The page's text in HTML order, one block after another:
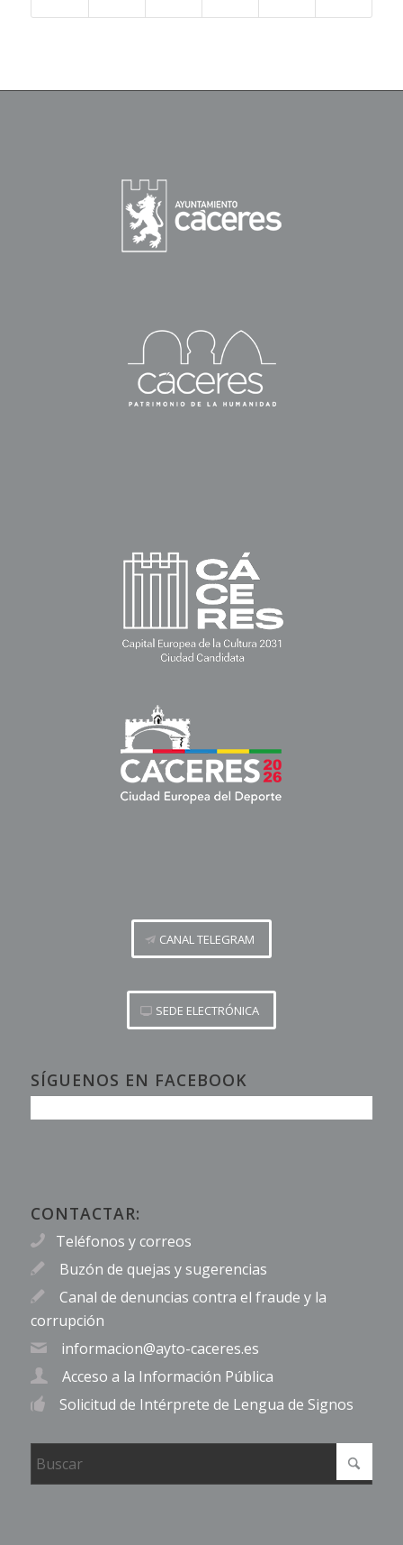
CANAL TELEGRAM
SEDE ELECTRÓNICA
SÍGUENOS EN FACEBOOK
CONTACTAR:
Teléfonos y correos
Buzón de quejas y sugerencias
Canal de denuncias contra el fraude y la
corrupción
informacion@ayto-caceres.es
Acceso a la Información Pública
Solicitud de Intérprete de Lengua de Signos